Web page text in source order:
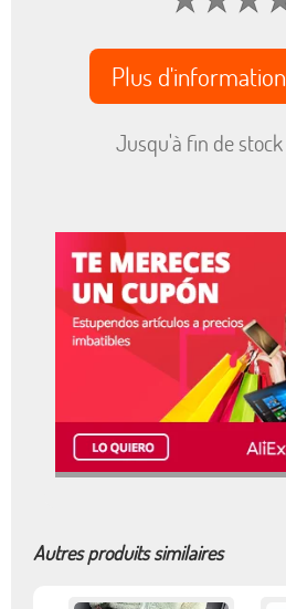
Plus d'information
Jusqu'à fin de stock
Autres produits similaires